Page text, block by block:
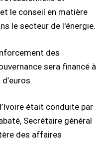
le conseil en matière
le secteur de l'énergie.
des
sera financé à
était conduite par
Secrétaire général
des affaires